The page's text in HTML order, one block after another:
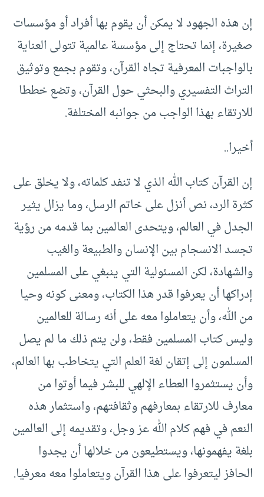
إن هذه الجهود لا يمكن أن يقوم بها أفراد أو مؤسسات
صغيرة، إنما تحتاج إلى مؤسسة عالمية تتولى العناية
بالواجبات المعرفية تجاه القرآن، وتقوم بجمع وتوثيق
التراث التفسيري والبحثي حول القرآن، وتضع خططا
للارتقاء بهذا الواجب من جوانبه المختلفة.
أخيرا..
إن القرآن كتاب الله الذي لا تنفد كلماته، ولا يخلق على
كثرة الرد، نص أنزل على خاتم الرسل، وما يزال يثير
الجدل في العالم، ويتحدى العالمين بما قدمه من رؤية
تجسد الانسجام بين الإنسان والطبيعة والغيب
والشهادة، لكن المسئولية التي ينبغي على المسلمين
إدراكها أن يعرفوا قدر هذا الكتاب، ومعنى كونه وحيا
من الله، وأن يتعاملوا معه على أنه رسالة للعالمين
وليس كتاب المسلمين فقط، ولن يتم ذلك ما لم يصل
المسلمون إلى إتقان لغة العلم التي يتخاطب بها العالم،
وأن يستثمروا العطاء الإلهي للبشر فيما أوتوا من
معارف للارتقاء بمعارفهم وثقافتهم، واستثمار هذه
النعم في فهم كلام الله عز وجل، وتقديمه إلى العالمين
بلغة يفهمونها، ويستطيعون من خلالها أن يجدوا
الحافز ليتعرفوا على هذا القرآن ويتعاملوا معه معرفيا.